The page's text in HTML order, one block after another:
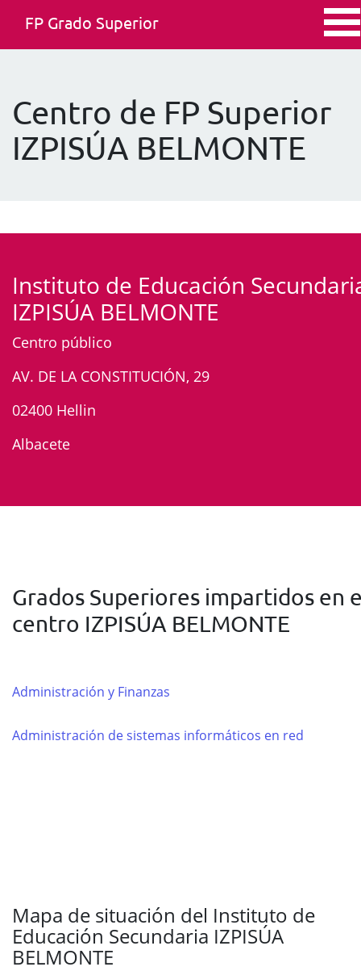
FP Grado Superior
Centro de FP Superior
IZPISÚA BELMONTE
Instituto de Educación
IZPISÚA BELMONTE
Centro público
AV. DE LA CONSTITUCIÓN, 29
02400 Hellin
Albacete
Grados Superiores impartidos en
centro IZPISÚA BELMONTE
Administración y Finanzas
Administración de sistemas informáticos en red
Mapa de situación del Instituto de
Educación Secundaria IZPISÚA
BELMONTE